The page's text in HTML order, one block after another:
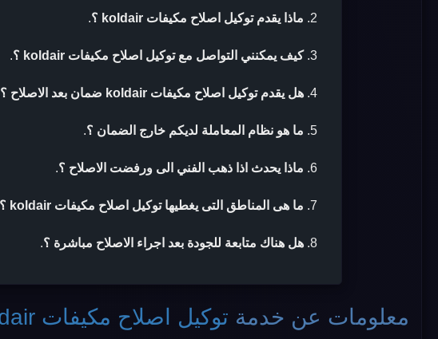
ماذا يقدم توكيل اصلاح مكيفات koldair ؟ .
كيف يمكنني التواصل مع توكيل اصلاح مكيفات koldair ؟ .
هل يقدم توكيل اصلاح مكيفات koldair ضمان بعد الاصلاح ؟
ما هو نظام المعاملة لديكم خارج الضمان ؟.
ماذا يحدث اذا ذهب الفني الى ورفضت الاصلاح ؟.
ما هى المناطق التى يغطيها توكيل اصلاح مكيفات koldair ؟
هل هناك متابعة للجودة بعد اجراء الاصلاح مباشرة ؟.
معلومات عن خدمة توكيل اصلاح مكيفات koldair